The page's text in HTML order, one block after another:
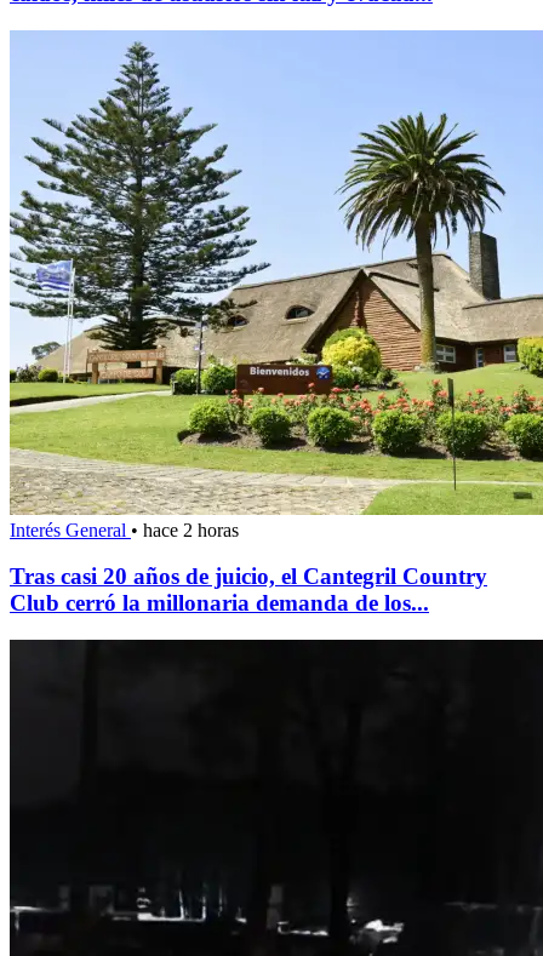
Interés General • hace 2 horas
Tras casi 20 años de juicio, el Cantegril Country
Club cerró la millonaria demanda de los...